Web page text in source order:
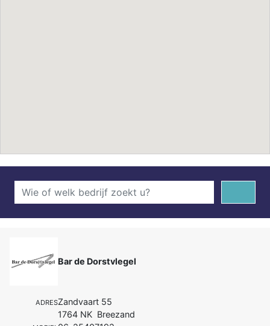
Bar de Dorstvlegel
ADRESZandvaart 55
1764 NK Breezand